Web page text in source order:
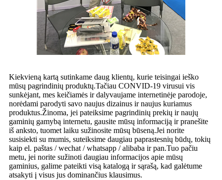
Kiekvieną kartą sutinkame daug klientų, kurie teisingai ieško
mūsų pagrindinių produktų.Tačiau CONVID-19 virusui vis
sunkėjant, mes keičiamės ir dalyvaujame internetinėje parodoje,
norėdami parodyti savo naujus dizainus ir naujus kuriamus
produktus.Žinoma, jei pateiksime pagrindinių prekių ir naujų
gaminių gamybą internetu, gausite mūsų informaciją ir pranešite
iš anksto, tuomet laiku sužinosite mūsų būseną.Jei norite
susisiekti su mumis, suteiksime daugiau paprastesnių būdų, tokių
kaip el. paštas / wechat / whatsapp / alibaba ir pan.Tuo pačiu
metu, jei norite sužinoti daugiau informacijos apie mūsų
gaminius, galime pateikti visą katalogą ir sąrašą, kad galėtume
atsakyti į visus jus dominančius klausimus.